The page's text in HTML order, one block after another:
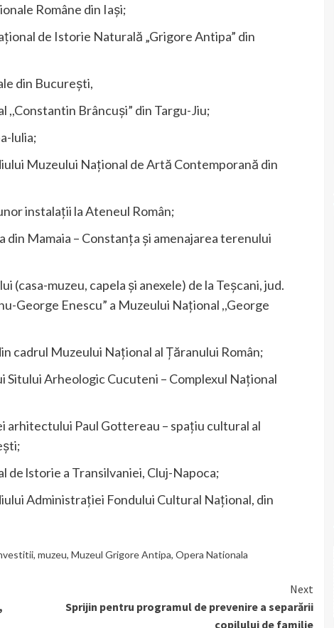
Române din Iași;
de Istorie Naturală „Grigore Antipa” din
din București,
Brâncuși” din Targu-Jiu;
lulia;
Muzeului Național de Artă Contemporană din
instalații la Ateneul Român;
Mamaia – Constanța și amenajarea terenului
muzeu, capela și anexele) de la Teșcani, jud.
George Enescu” a Muzeului Național ,,George
cadrul Muzeului Național al Țăranului Român;
Arheologic Cucuteni – Complexul Național
Paul Gottereau – spațiu cultural al
lstorie a Transilvaniei, Cluj-Napoca;
Administrației Fondului Cultural Național, din
, muzeu, Muzeul Grigore Antipa, Opera Nationala
Next
Sprijin pentru programul de prevenire a separării
copilului de familie